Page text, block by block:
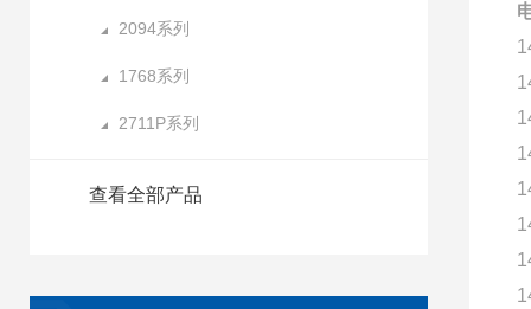
2094系列
1768系列
2711P系列
查看全部产品